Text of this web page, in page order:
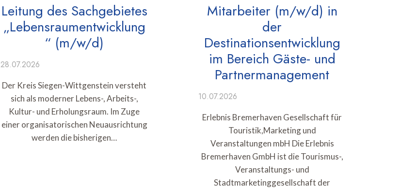
Leitung des Sachgebietes
„Lebensraumentwicklung
“ (m/w/d)
28.07.2026
Der Kreis Siegen-Wittgenstein versteht
sich als moderner Lebens-, Arbeits-,
Kultur- und Erholungsraum. Im Zuge
einer organisatorischen Neuausrichtung
werden die bisherigen…
Mitarbeiter (m/w/d) in
der
Destinationsentwicklung
im Bereich Gäste- und
Partnermanagement
10.07.2026
Erlebnis Bremerhaven Gesellschaft für
Touristik,Marketing und
Veranstaltungen mbH Die Erlebnis
Bremerhaven GmbH ist die Tourismus-,
Veranstaltungs- und
Stadtmarketinggesellschaft der